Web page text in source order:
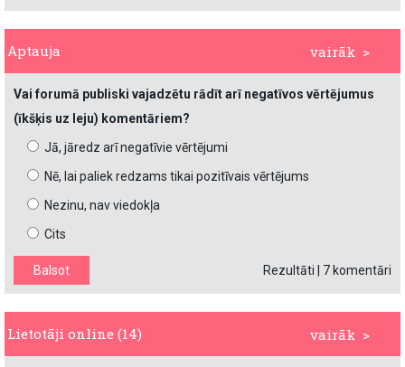
vairāk >
Aptauja
Vai forumā publiski vajadzētu rādīt arī negatīvos vērtējumus
(īkšķis uz leju) komentāriem?
Jā, jāredz arī negatīvie vērtējumi
Nē, lai paliek redzams tikai pozitīvais vērtējums
Nezinu, nav viedokļa
Cits
Rezultāti 7 komentāri
vairāk >
Lietotāji online (14)